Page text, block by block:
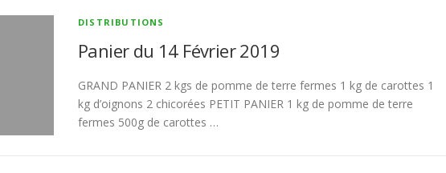
DISTRIBUTIONS
Panier du 14 Février 2019
GRAND PANIER 2 kgs de pomme de terre fermes 1 kg de carottes 1
kg d’oignons 2 chicorées PETIT PANIER 1 kg de pomme de terre
fermes 500g de carottes …